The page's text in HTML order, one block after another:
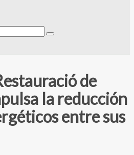
de
la reducción
entre sus